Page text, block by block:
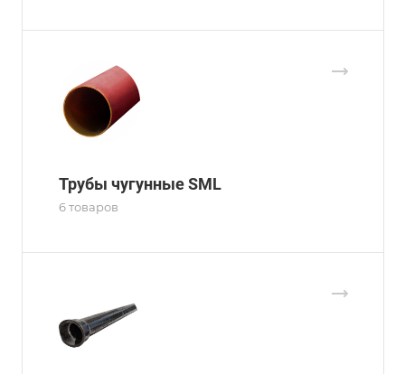
Трубы чугунные SML
6 товаров